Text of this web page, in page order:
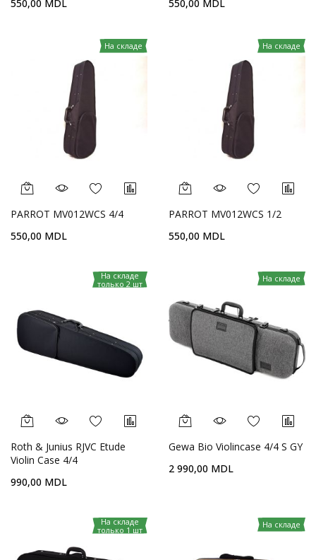
550,00 MDL
550,00 MDL
На складе
PARROT MV012WCS 4/4
550,00 MDL
На складе
PARROT MV012WCS 1/2
550,00 MDL
На складе
только 2 шт
Roth & Junius RJVC Etude
Violin Case 4/4
990,00 MDL
На складе
Gewa Bio Violincase 4/4 S GY
2 990,00 MDL
На складе
только 1 шт
На складе